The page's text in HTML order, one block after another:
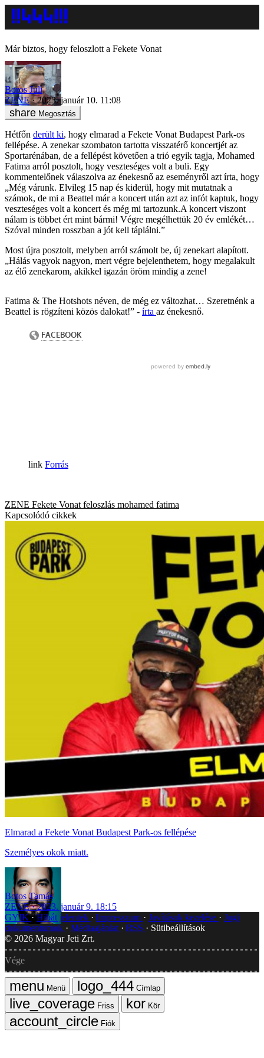
Már biztos, hogy feloszlott a Fekete Vonat
Boros Juli
ZENE
2023. január 10. 11:08
Megosztás
Hétfőn derült ki, hogy elmarad a Fekete Vonat Budapest Park-os
fellépése. A zenekar szombaton tartotta visszatérő koncertjét az
Sportarénában, de a fellépést követően a trió egyik tagja, Mohamed
Fatima arról posztolt, hogy veszteséges volt a buli. Egy
kommentelőnek válaszolva az énekesnő az eseményről azt írta, hogy
„Még várunk. Elvileg 15 nap és kiderül, hogy mit mutatnak a
számok, de mi a Beattel már a koncert után azt az infót kaptuk, hogy
veszteséges volt a koncert és még mi tartozunk.A koncert viszont
nálam is többet ért mint bármi! Végre megélhettük 20 év emlékét…
Szóval minden rosszban a jót kell táplálni.”
Most újra posztolt, melyben arról számolt be, új zenekart alapított.
„Hálás vagyok nagyon, mert végre bejelenthetem, hogy megalakult
az élő zenekarom, akikkel igazán öröm mindig a zene!
Fatima & The Hotshots néven, de még ez változhat… Szeretnénk a
Beattel is rögzíteni közös dalokat!” - írta az énekesnő.
Forrás
ZENE Fekete Vonat feloszlás mohamed fatima
Kapcsolódó cikkek
Elmarad a Fekete Vonat Budapest Park-os fellépése
Személyes okok miatt.
Botos Tamás
ZENE
2023. január 9. 18:15
GYIK Hibát jelentek Impresszum Javítások kezelése
Jogi
dokumentumok
Médiaajánlat RSS
Sütibeállítások
© 2026 Magyar Jeti Zrt.
Vége
Menü
Címlap
Friss
Kör
Fiók